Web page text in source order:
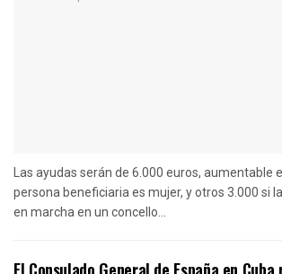
Las ayudas serán de 6.000 euros, aumentable
persona beneficiaria es mujer, y otros 3.000 si
en marcha en un concello...
El Consulado General de España en